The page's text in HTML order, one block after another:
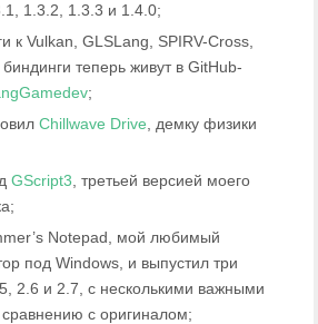
1.3.2, 1.3.3 и 1.4.0;
к Vulkan, GLSLang, SPIRV-Cross,
теперь живут в GitHub-
;
Chillwave Drive , демку физики
GScript3 , третьей версией моего
Notepad, мой любимый
под Windows, и выпустил три
2.6 и 2.7, с несколькими важными
с оригиналом;